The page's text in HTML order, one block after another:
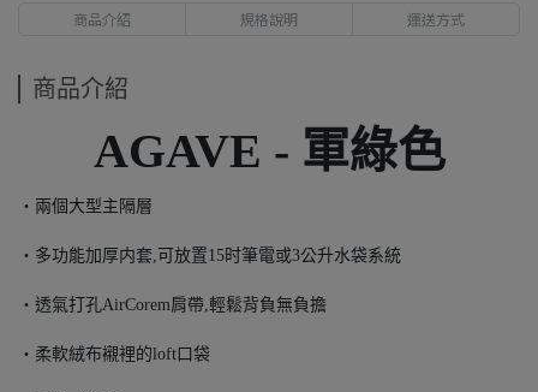
商品介紹 規格說明 運送方式
商品介紹
AGAVE - 軍綠色
・兩個大型主隔層
・多功能加厚内套,可放置15时筆電或3公升水袋系統
・透氣打孔AirCorem肩帶,輕鬆背負無負擔
・柔軟絨布襯裡的loft口袋